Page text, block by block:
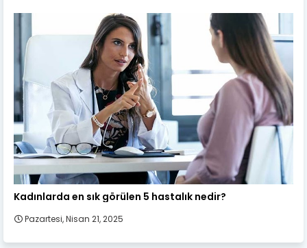
Kadın Sağlığı
Kadınlarda en sık görülen 5 hastalık nedir?
Pazartesi, Nisan 21, 2025